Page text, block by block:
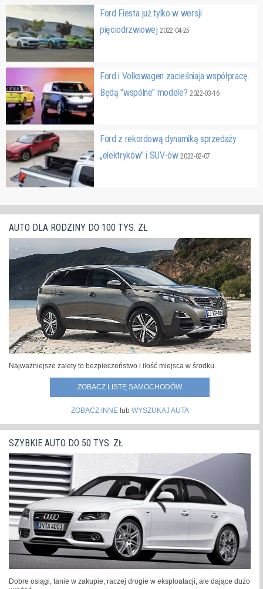
Ford Fiesta już tylko w wersji
pięciodrzwiowej2022-04-25
Ford i Volkswagen zacieśniaja współpracę.
Będą "wspólne" modele? 2022-03-16
Ford z rekordową dynamiką sprzedaży
„elektryków” i SUV-ów2022-02-07
AUTO DLA RODZINY DO 100 TYS. ZŁ
Najważniejsze zalety to bezpieczeństwo i ilość miejsca w środku.
ZOBACZ LISTĘ SAMOCHODÓW
ZOBACZ INNElub WYSZUKAJ AUTA
SZYBKIE AUTO DO 50 TYS. ZŁ
Dobre osiągi, tanie w zakupie, raczej drogie w eksploatacji, ale dające dużo